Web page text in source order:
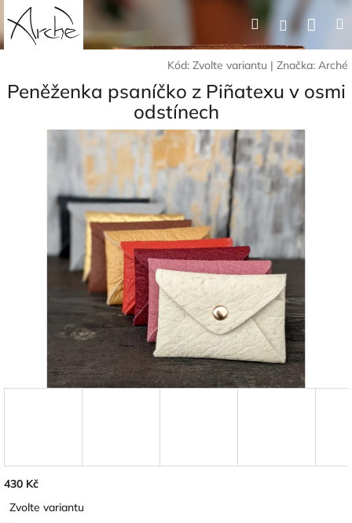
na
obsah
HledatPřihlášení
Kód: Zvolte variantu | Značka: Arché
Peněženka psaníčko z Piñatexu v osmi
odstínech
430 Kč
cena:
Zvolte variantu